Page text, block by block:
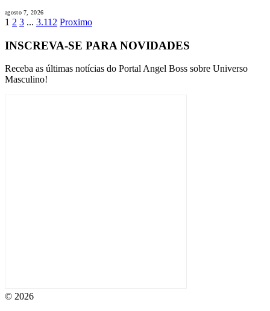
agosto 7, 2026
1 2 3 ... 3.112 Proximo
INSCREVA-SE PARA NOVIDADES
Receba as últimas notícias do Portal Angel Boss sobre Universo
Masculino!
© 2026